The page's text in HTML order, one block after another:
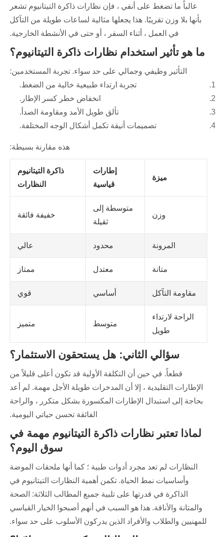
غالباً ما تضغط على أنفي ، فإن نظارات ذاكرة التيتانيوم تشعر
بأنها بلا وزن تقريبًا. هذا يجعلها مثالية لساعات طويلة من التآكل
في العمل ، أثناء السفر ، أو حتى في الأنشطة الخارجية.
ما هو تأثير استخدام نظارات ذاكرة التيتانيوم؟
التأثير وظيفي وجمالي على حد سواء. تجربة المستخدمين:
تجربة ارتداء طبيعية خالية من الضغط.
انخفاض خطر كسر الإطار.
تألق طويل الأمد ومقاومة الصدأ.
تصميمات أنيقة تكمل أشكال الوجه المختلفة.
هذه مقارنة بسيطة:
ميزة
إطارات
قياسية
ذاكرة التيتانيوم
النظارات
وزن
متوسطة إلى
ثقيلة
خفيفة فائقة
المرونة محدود عالي
متانة معتدل ممتاز
مقاومة التآكل أساسي قوي
الراحة لارتداء
طويل
متوسط متميز
سؤالي الثاني: هل يستحقون الاستثمار؟
قطعاً. في حين أن التكلفة الأولية قد تكون أعلى قليلاً من
الإطارات التقليدية ، إلا أن المدخرات طويلة الأجل مهمة. لم أعد
بحاجة إلى استبدال الإطارات المكسورة بشكل متكرر ، والراحة
الفائقة تحسن حياتي اليومية.
لماذا تعتبر نظارات ذاكرة التيتانيوم مهمة في
سوق اليوم؟
النظارات لم تعد مجرد أدوات طبية ؛ كما أنها ملحقات الموضة
وأساسيات نمط الحياة. تكمن أهمية النظارات التيتانيوم في
الذاكرة في قدرتها على تلبية جميع المطالب الثلاثة: الصحة
والمتانة والأناقة. هذا هو السبب في أنهم أصبحوا الخيار القياسي
للمهنيين والطلاب والأفراد الذين يدركون الأسلوب على حد سواء.